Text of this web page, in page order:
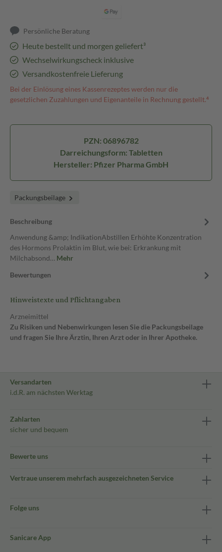
Persönliche Beratung
Heute bestellt und morgen geliefert³
Wechselwirkungscheck inklusive
Versandkostenfreie Lieferung
Bei der Einlösung eines Kassenrezeptes werden nur die
gesetzlichen Zuzahlungen und Eigenanteile in Rechnung gestellt.⁴
PZN: 06896782
Darreichungsform: Tabletten
Hersteller: Pfizer Pharma GmbH
Packungsbeilage
Beschreibung
Anwendung &amp; IndikationAbstillen Erhöhte Konzentration
des Hormons Prolaktin im Blut, wie bei: Erkrankung mit
Milchabsond… Mehr
Bewertungen
Hinweistexte und Pflichtangaben
Arzneimittel
Zu Risiken und Nebenwirkungen lesen Sie die Packungsbeilage
und fragen Sie Ihre Ärztin, Ihren Arzt oder in Ihrer Apotheke.
Versandarten
i.d.R. am nächsten Werktag
Zahlarten
sicher und bequem
Bewerte uns
Vertraue unserem mehrfach ausgezeichneten Service
Folge uns
Sanicare App